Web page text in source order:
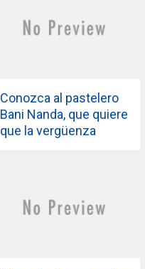
Conozca al pastelero
Bani Nanda, que quiere
que la vergüenza